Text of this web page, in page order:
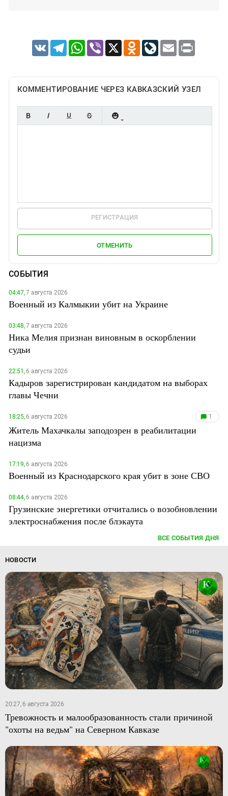
VK TelegramWhatsApp
Viber X Odnoklassniki
LiveJournal
Email Print
КОММЕНТИРОВАНИЕ ЧЕРЕЗ КАВКАЗСКИЙ УЗЕЛ
РЕГИСТРАЦИЯ
ОТМЕНИТЬ
СОБЫТИЯ
04:47,7 августа 2026
Военный из Калмыкии убит на Украине
03:48,7 августа 2026
Ника Мелия признан виновным в оскорблении
судьи
22:51,6 августа 2026
Кадыров зарегистрирован кандидатом на выборах
главы Чечни
18:25,6 августа 2026 1
Житель Махачкалы заподозрен в реабилитации
нацизма
17:19,6 августа 2026
Военный из Краснодарского края убит в зоне СВО
08:44,6 августа 2026
Грузинские энергетики отчитались о возобновлении
электроснабжения после блэкаута
ВСЕ СОБЫТИЯ ДНЯ
НОВОСТИ
20:27, 6 августа 2026
Тревожность и малообразованность стали причиной
"охоты на ведьм" на Северном Кавказе